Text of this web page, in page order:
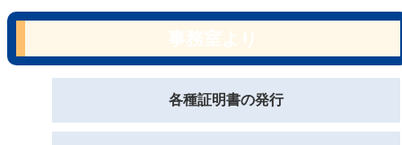
各種証明書の発行